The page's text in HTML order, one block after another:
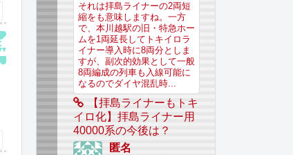
それは拝島ライナーの2両短
縮をも意味しますね。一方
で、本川越駅の旧・特急ホー
ムを1両延長してトキイロラ
イナー導入時に8両分としま
すが、副次的効果として一般
8両編成の列車も入線可能に
なるのでダイヤ混乱時...
【拝島ライナーもトキ
イロ化】拝島ライナー用
40000系の今後は？
匿名